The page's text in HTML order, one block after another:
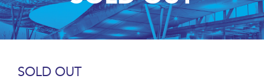
SOLD OUT